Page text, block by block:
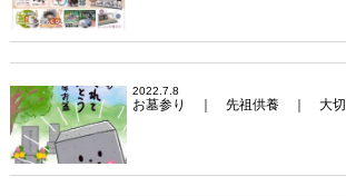
2022.7.8
お墓参り ｜ 先祖供養 ｜ 大